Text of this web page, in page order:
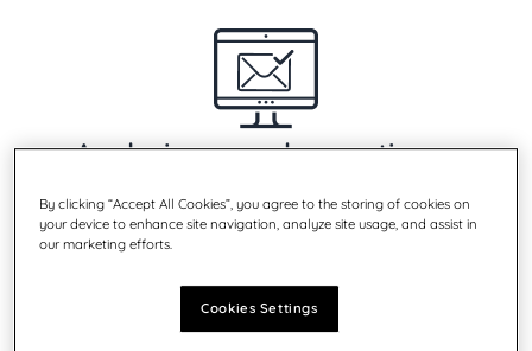
Analysieren und exportieren
Daten zur Vorhersage der Betriebskosten und zur
Ermittlung von Einsparpotenzialen.
By clicking “Accept All Cookies”, you agree to the storing of cookies on
your device to enhance site navigation, analyze site usage, and assist in
our marketing efforts.
Cookies Settings